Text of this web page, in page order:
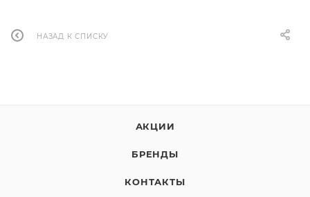
НАЗАД К СПИСКУ
АКЦИИ
БРЕНДЫ
КОНТАКТЫ